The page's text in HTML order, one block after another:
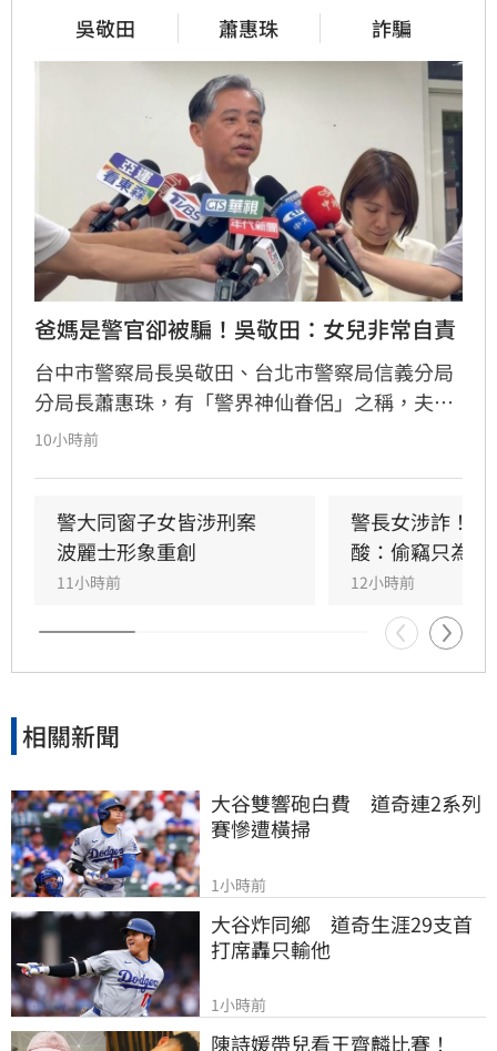
吳敬田 蕭惠珠 詐騙
爸媽是警官卻被騙！吳敬田：女兒非常自責
台中市警察局長吳敬田、台北市警察局信義分局
分局長蕭惠珠，有「警界神仙眷侶」之稱，夫妻
倆的掌上明珠竟捲入詐騙案遭判刑5月。吳敬田
提款卡，直到被警方通知到案說明才向父母詢
問。對於自己爸媽是警察，結果還被詐騙，感到
非常自責，身心大受打擊。
10小時前
警大同窗子女皆涉刑案
波麗士形象重創
11小時前
警長女涉詐！基
酸：偷竊只為見
12小時前
相關新聞
大谷雙響砲白費　道奇連2系列
賽慘遭橫掃
1小時前
大谷炸同鄉　道奇生涯29支首
打席轟只輸他
1小時前
陳詩媛帶兒看王齊麟比賽！